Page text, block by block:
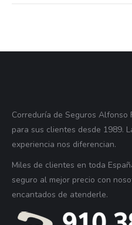
Correduría de Seguros
para sus clientes desde 1989.
experiencia nos diferencian.
Miles de clientes en toda
seguro al mejor precio con
encantados de atenderle.